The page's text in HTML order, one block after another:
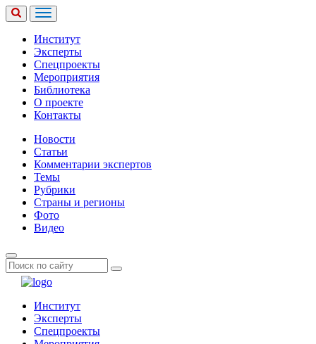
Институт
Эксперты
Спецпроекты
Мероприятия
Библиотека
О проекте
Контакты
Новости
Статьи
Комментарии экспертов
Темы
Рубрики
Страны и регионы
Фото
Видео
Институт
Эксперты
Спецпроекты